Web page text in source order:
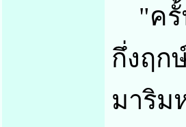
"ครั้
กึ่งฤก
มาริม